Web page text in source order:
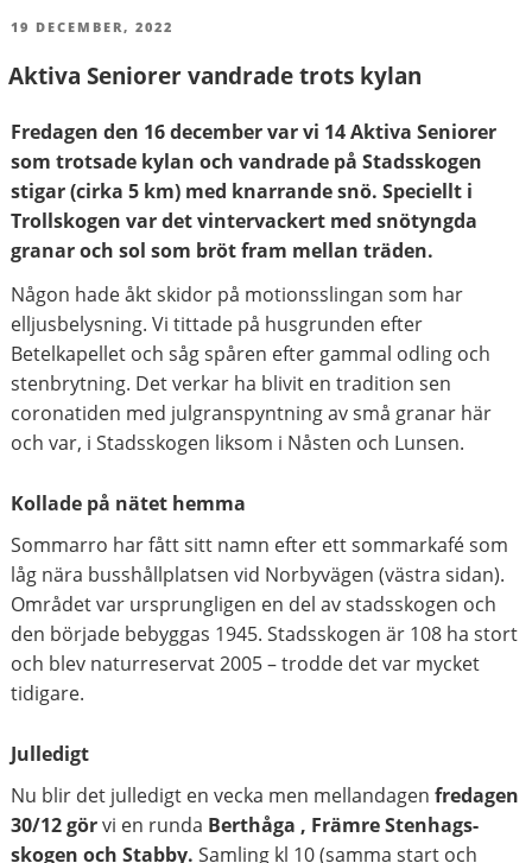
PUBLICERAT
19 DECEMBER, 2022
Aktiva Seniorer vandrade trots kylan
Fredagen den 16 december var vi 14 Aktiva Seniorer
som trotsade kylan och vandrade på Stadsskogen
stigar (cirka 5 km) med knarrande snö. Speciellt i
Trollskogen var det vintervackert med snötyngda
granar och sol som bröt fram mellan träden.
Någon hade åkt skidor på motionsslingan som har
elljusbelysning. Vi tittade på husgrunden efter
Betelkapellet och såg spåren efter gammal odling och
stenbrytning. Det verkar ha blivit en tradition sen
coronatiden med julgranspyntning av små granar här
och var, i Stadsskogen liksom i Nåsten och Lunsen.
Kollade på nätet hemma
Sommarro har fått sitt namn efter ett sommarkafé som
låg nära busshållplatsen vid Norbyvägen (västra sidan).
Området var ursprungligen en del av stadsskogen och
den började bebyggas 1945. Stadsskogen är 108 ha stort
och blev naturreservat 2005 – trodde det var mycket
tidigare.
Julledigt
Nu blir det julledigt en vecka men mellandagen fredagen
30/12 görvi en runda Berthåga , Främre Stenhags-
skogen och Stabby. Samling kl 10 (samma start och